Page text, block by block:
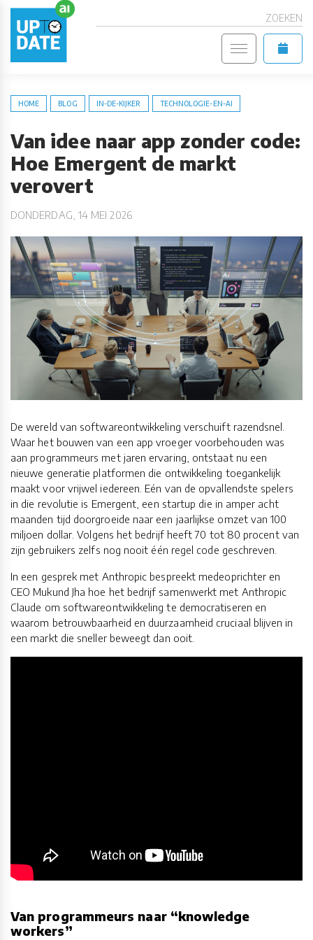
ZOEKEN
HOME BLOG IN-DE-KIJKER TECHNOLOGIE-EN-AI
Van idee naar app zonder code:
Hoe Emergent de markt
verovert
DONDERDAG, 14 MEI 2026
De wereld van softwareontwikkeling verschuift razendsnel.
Waar het bouwen van een app vroeger voorbehouden was
aan programmeurs met jaren ervaring, ontstaat nu een
nieuwe generatie platformen die ontwikkeling toegankelijk
maakt voor vrijwel iedereen. Eén van de opvallendste spelers
in die revolutie is Emergent, een startup die in amper acht
maanden tijd doorgroeide naar een jaarlijkse omzet van 100
miljoen dollar. Volgens het bedrijf heeft 70 tot 80 procent van
zijn gebruikers zelfs nog nooit één regel code geschreven.
In een gesprek met Anthropic bespreekt medeoprichter en
CEO Mukund Jha hoe het bedrijf samenwerkt met Anthropic
Claude om softwareontwikkeling te democratiseren en
waarom betrouwbaarheid en duurzaamheid cruciaal blijven in
een markt die sneller beweegt dan ooit.
Van programmeurs naar “knowledge
workers”